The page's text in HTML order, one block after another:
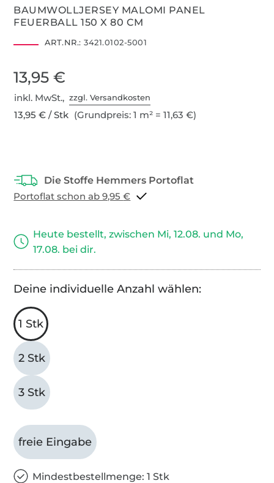
BAUMWOLLJERSEY MALOMI PANEL
FEUERBALL 150 X 80 CM
ART.NR.: 3421.0102-5001
13,95 €
inkl. MwSt.,zzgl. Versandkosten
13,95 € / Stk (Grundpreis: 1 m² = 11,63 €)
Portoflat schon ab 9,95 €
Heute bestellt, zwischen Mi, 12.08. und Mo,
17.08. bei dir.
Deine individuelle Anzahl wählen:
1 Stk
2 Stk
3 Stk
freie Eingabe
Mindestbestellmenge: 1 Stk